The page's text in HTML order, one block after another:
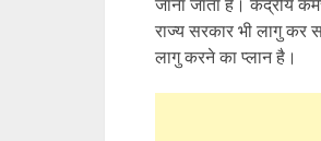
जाना जाता है। केंद्रीय
राज्य सरकार भी लागु
लागु करने का प्लान है।